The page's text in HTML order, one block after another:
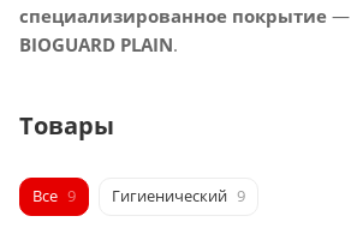
специализированное покрытие —
BIOGUARD PLAIN.
Товары
Все 9 Гигиенический 9